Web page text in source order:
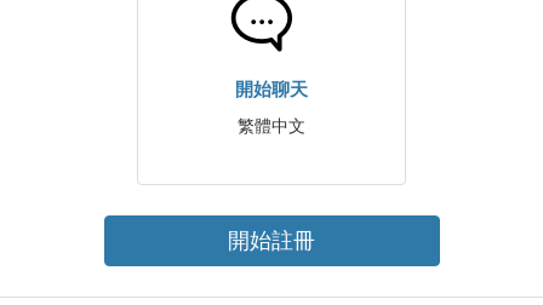
開始聊天
繁體中文
開始註冊